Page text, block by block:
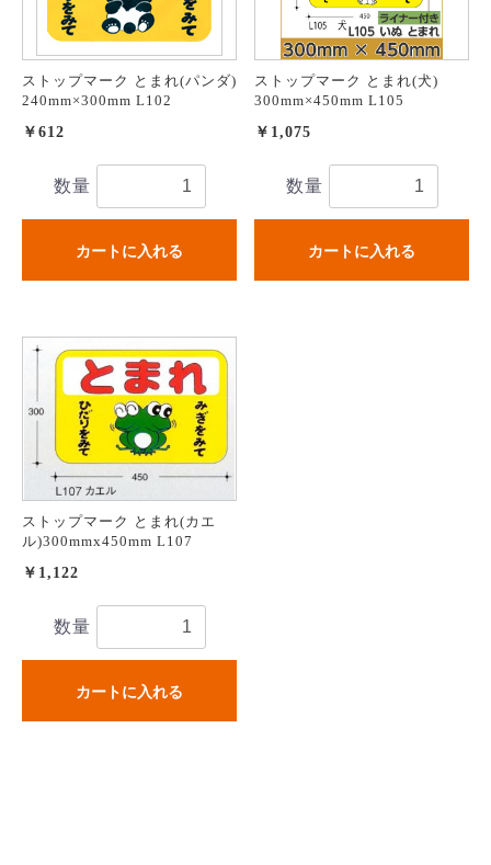
ストップマーク とまれ(パンダ)
240mm×300mm L102
￥612
数量
カートに入れる
ストップマーク とまれ(犬)
300mm×450mm L105
￥1,075
数量
カートに入れる
ストップマーク とまれ(カエ
ル)300mmx450mm L107
￥1,122
数量
カートに入れる